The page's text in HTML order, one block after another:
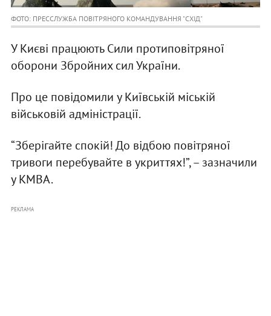
ФОТО: ПРЕССЛУЖБА ПОВІТРЯНОГО КОМАНДУВАННЯ "СХІД"
У Києві працюють Сили протиповітряної
оборони Збройних сил України.
Про це повідомили у Київській міській
військовій адміністрації.
“Зберігайте спокій! До відбою повітряної
тривоги перебувайте в укриттях!”, – зазначили
у КМВА.
РЕКЛАМА